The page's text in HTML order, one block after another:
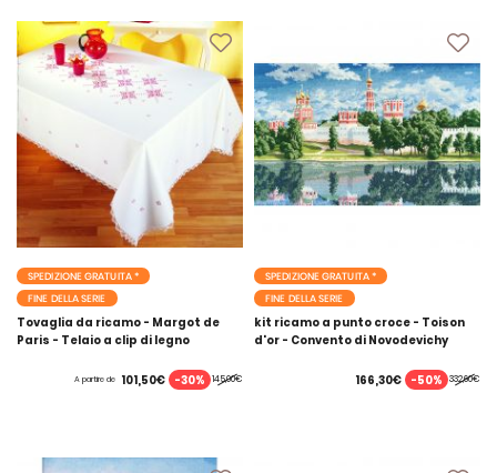
SPEDIZIONE GRATUITA *
FINE DELLA SERIE
Tovaglia da ricamo - Margot de
Paris - Telaio a clip di legno
145,00€
A partire de 101,50€ -30%
SPEDIZIONE GRATUITA *
FINE DELLA SERIE
kit ricamo a punto croce - Toison
d'or - Convento di Novodevichy
332,60€
166,30€ -50%